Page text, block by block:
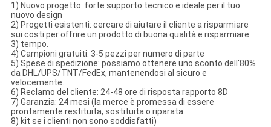
1) Nuovo progetto: forte supporto tecnico e ideale per il tuo
nuovo design
2) Progetti esistenti: cercare di aiutare il cliente a risparmiare
sui costi per offrire un prodotto di buona qualità e risparmiare
3) tempo.
4) Campioni gratuiti: 3-5 pezzi per numero di parte
5) Spese di spedizione: possiamo ottenere uno sconto dell'80%
da DHL/UPS/TNT/FedEx, mantenendosi al sicuro e
velocemente.
6) Reclamo del cliente: 24-48 ore di risposta rapporto 8D
7) Garanzia: 24 mesi (la merce è promessa di essere
prontamente restituita, sostituita o riparata
8) kit se i clienti non sono soddisfatti)